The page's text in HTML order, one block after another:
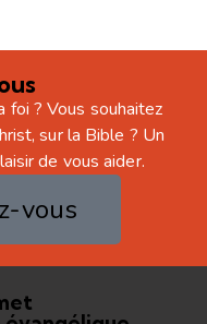
foi ? Vous souhaitez
sur la Bible ? Un
de vous aider.
vous